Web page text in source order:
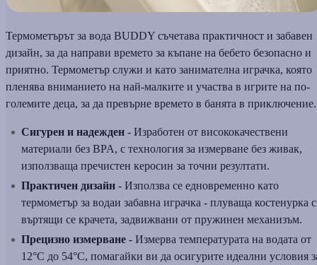
Термометърът за вода BUDDY съчетава практичност и забавен
дизайн, за да направи времето за къпане на бебето безопасно и
приятно. Термометър служи и като занимателна играчка, която
пленява вниманието на най-малките и участва в игрите на по-
големите деца, за да превърне времето в банята в приключение.
Сигурен и надежден - Изработен от висококачествени
материали без BPA, с технология за измерване без живак,
използваща пречистен керосин за точни резултати.
Практичен дизайн - Използва се едновременно като
термометър за водаи забавна играчка - плуваща костенурка с
въртящи се крачета, задвижвани от пружинен механизъм.
Прецизно измерване - Измерва температурата на водата от
12°C до 54°C, помагайки ви да осигурите идеални условия